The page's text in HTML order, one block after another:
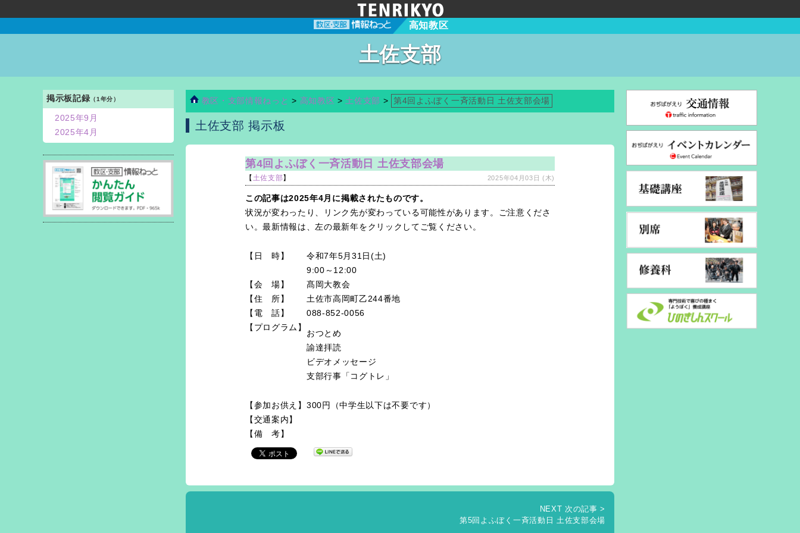
高知教区
土佐支部
教区・支部情報ねっと > 高知教区 >土佐支部 > 第4回よふぼく一斉活動日 土佐支部会場
土佐支部 掲示板
第4回よふぼく一斉活動日 土佐支部会場
2025年04月03日 (木)
【 土佐支部】
この記事は2025年4月に掲載されたものです。
状況が変わったり、リンク先が変わっている可能性があります。ご注意くださ
い。最新情報は、左の最新年をクリックしてご覧ください。
【日 時】
令和7年5月31日(土)
9:00～12:00
【会 場】
髙岡大教会
【住 所】
土佐市高岡町乙244番地
【電 話】
088-852-0056
【プログラム】
おつとめ
諭達拝読
ビデオメッセージ
支部行事「コグトレ」
【参加お供え】 300円（中学生以下は不要です）
【交通案内】
【備 考】
NEXT 次の記事 >
第5回よふぼく一斉活動日 土佐支部会場
掲示板記録 （1年分）
2025年9月
2025年4月